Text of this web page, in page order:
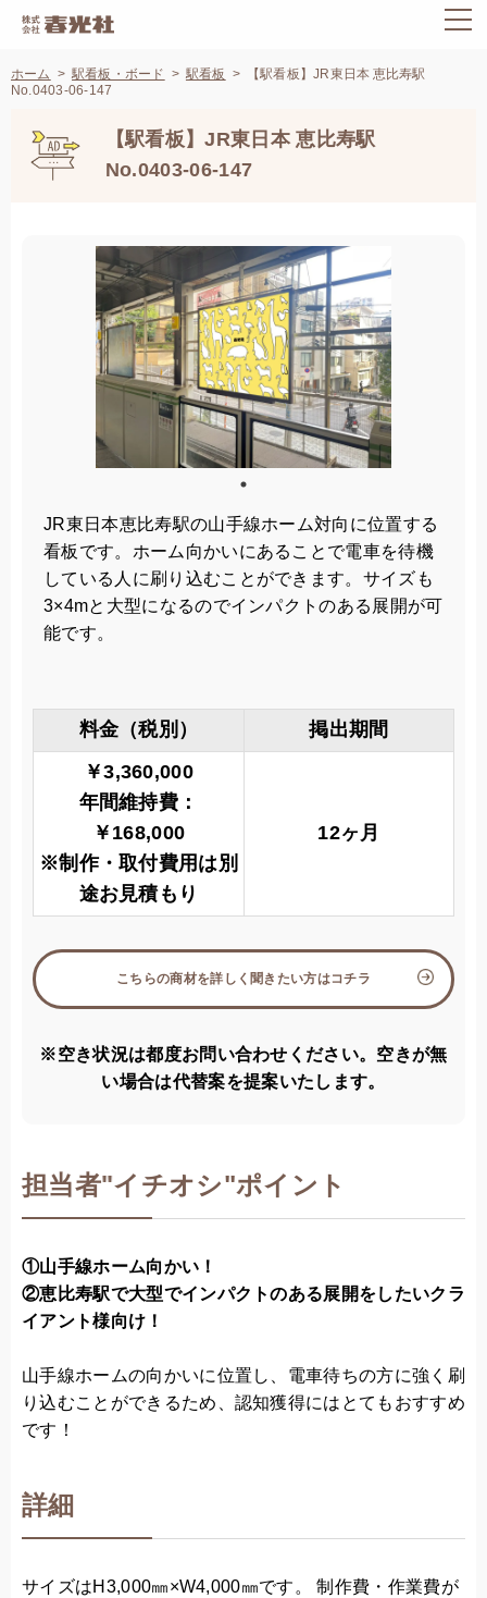
ホーム 駅看板・ボード 駅看板
【駅看板】JR東日本 恵比寿駅
No.0403-06-147
【駅看板】JR東日本 恵比寿駅
No.0403-06-147
JR東日本恵比寿駅の山手線ホーム対向に位置する
看板です。ホーム向かいにあることで電車を待機
している人に刷り込むことができます。サイズも
3×4mと大型になるのでインパクトのある展開が可
能です。
料金（税別）
掲出期間
￥3,360,000
年間維持費：
￥168,000
※制作・取付費用は別
途お見積もり
12ヶ月
こちらの商材を詳しく聞きたい方はコチラ
※空き状況は都度お問い合わせください。空きが無
い場合は代替案を提案いたします。
担当者"イチオシ"ポイント
①山手線ホーム向かい！
②恵比寿駅で大型でインパクトのある展開をしたいクラ
イアント様向け！
山手線ホームの向かいに位置し、電車待ちの方に強く刷
り込むことができるため、認知獲得にはとてもおすすめ
です！
詳細
サイズはH3,000㎜×W4,000㎜です。 制作費・作業費が